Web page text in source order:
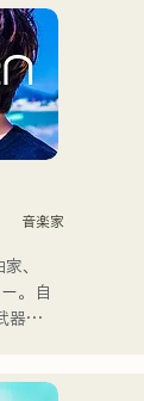
があ
コン
された
本の
に来
ン』
オープ
丸パサ
ソン
て、
始。
てき
ュー
レッ
して
注目
音楽家
、
。自
器に
され